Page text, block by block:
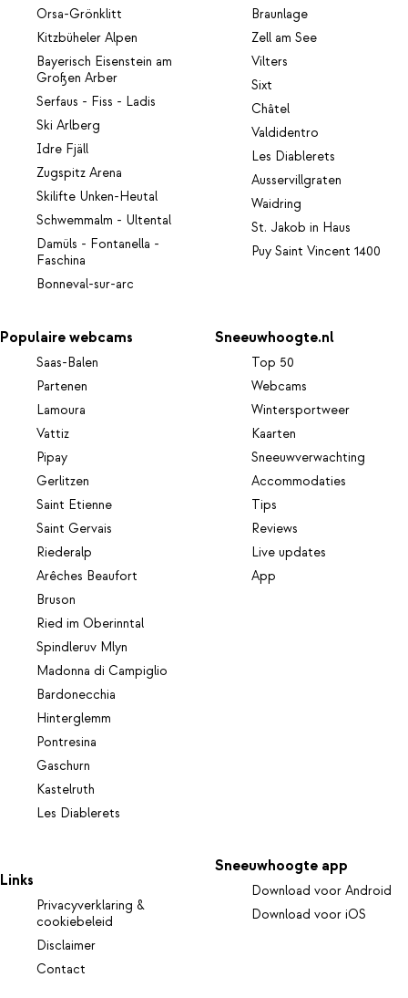
Orsa-Grönklitt
Kitzbüheler Alpen
Bayerisch Eisenstein am
Großen Arber
Serfaus - Fiss - Ladis
Ski Arlberg
Idre Fjäll
Zugspitz Arena
Skilifte Unken-Heutal
Schwemmalm - Ultental
Damüls - Fontanella -
Faschina
Bonneval-sur-arc
Braunlage
Zell am See
Vilters
Sixt
Châtel
Valdidentro
Les Diablerets
Ausservillgraten
Waidring
St. Jakob in Haus
Puy Saint Vincent 1400
Populaire webcams
Saas-Balen
Partenen
Lamoura
Vattiz
Pipay
Gerlitzen
Saint Etienne
Saint Gervais
Riederalp
Arêches Beaufort
Bruson
Ried im Oberinntal
Spindleruv Mlyn
Madonna di Campiglio
Bardonecchia
Hinterglemm
Pontresina
Gaschurn
Kastelruth
Les Diablerets
Sneeuwhoogte.nl
Top 50
Webcams
Wintersportweer
Kaarten
Sneeuwverwachting
Accommodaties
Tips
Reviews
Live updates
App
Links
Privacyverklaring &
cookiebeleid
Disclaimer
Contact
Sneeuwhoogte app
Download voor Android
Download voor iOS